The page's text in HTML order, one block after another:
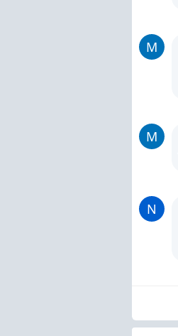
M
M
N